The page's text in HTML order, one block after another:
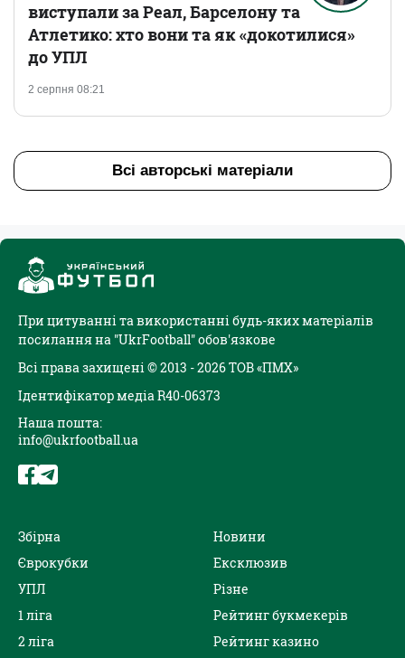
2 серпня 08:21
виступали за Реал, Барселону та
Атлетико: хто вони та як «докотилися»
до УПЛ
Всі авторські матеріали
При цитуванні та використанні будь-яких матеріалів
посилання на "UkrFootball" обов'язкове
Всі права захищені © 2013 - 2026 ТОВ «ПМХ»
Ідентифікатор медіа R40-06373
Наша пошта:
info@ukrfootball.ua
Збірна
Єврокубки
УПЛ
1 ліга
2 ліга
Новини
Ексклюзив
Різне
Рейтинг букмекерів
Рейтинг казино